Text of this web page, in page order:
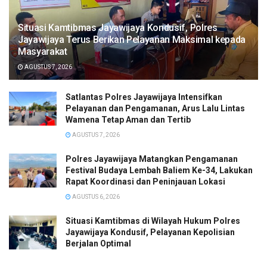
Situasi Kamtibmas Jayawijaya Kondusif, Polres
Jayawijaya Terus Berikan Pelayanan Maksimal kepada
Masyarakat
AGUSTUS 7, 2026
Satlantas Polres Jayawijaya Intensifkan
Pelayanan dan Pengamanan, Arus Lalu Lintas
Wamena Tetap Aman dan Tertib
AGUSTUS 7, 2026
Polres Jayawijaya Matangkan Pengamanan
Festival Budaya Lembah Baliem Ke-34, Lakukan
Rapat Koordinasi dan Peninjauan Lokasi
AGUSTUS 6, 2026
Situasi Kamtibmas di Wilayah Hukum Polres
Jayawijaya Kondusif, Pelayanan Kepolisian
Berjalan Optimal